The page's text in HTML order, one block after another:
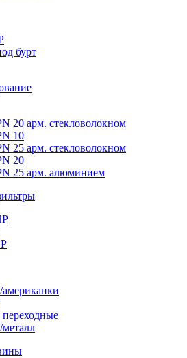
бурт
20 арм. стекловолокном
10
25 арм. стекловолокном
20
25 арм. алюминием